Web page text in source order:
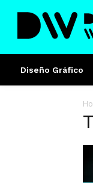
Diseño Gráfico